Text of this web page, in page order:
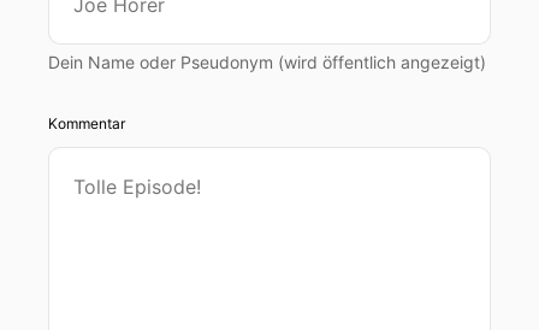
Dein Name oder Pseudonym (wird öffentlich angezeigt)
Kommentar